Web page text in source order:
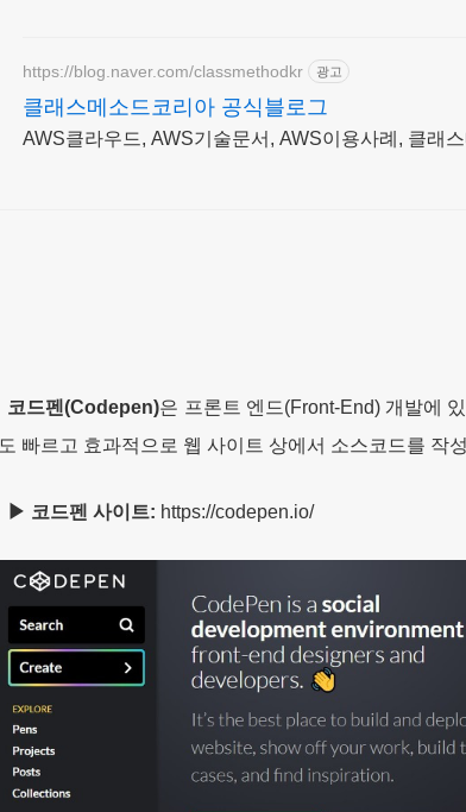
https://blog.naver.com/classmethodkr 광고
클래스메소드코리아 공식블로그
AWS클라우드, AWS기술문서, AWS이용사례, 클래
코드펜(Codepen)은 프론트 엔드(Front-End) 개발에
도 빠르고 효과적으로 웹 사이트 상에서 소스코드를 작
▶ 코드펜 사이트: https://codepen.io/